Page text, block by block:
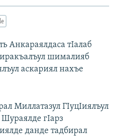
Анкараялдаса тIалаб
шималияб
аскариял нахъе
Миллатазул ГIуцIиялъул
гIарз
данде тадбирал